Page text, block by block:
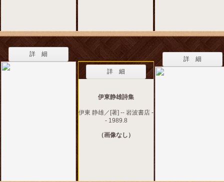
詳 細
詳 細
伊東静雄詩集
伊東 静雄／[著] -- 岩波書店 -
- 1989.8
（画像なし）
詳 細